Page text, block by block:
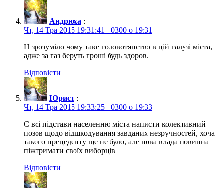
Андрюха :
Чт, 14 Тра 2015 19:31:41 +0300 о 19:31
Н зрозуміло чому таке головотяпство в цій галузі міста,
адже за газ беруть гроші будь здоров.
Відповісти
Юрист :
Чт, 14 Тра 2015 19:33:25 +0300 о 19:33
Є всі підстави населенню міста написти колективний
позов щодо відшкодування завданих незручностей, хоча
такого прецеденту ще не було, але нова влада повинна
піжтримати своїх виборців
Відповісти